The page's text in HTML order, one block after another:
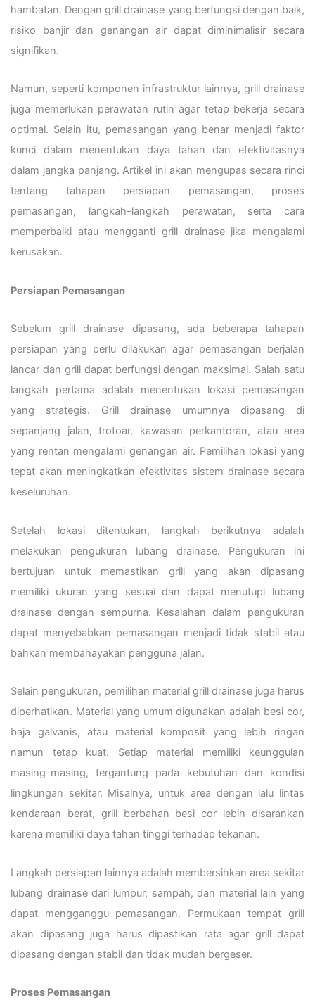
hambatan. Dengan grill drainase yang berfungsi dengan baik,
risiko banjir dan genangan air dapat diminimalisir secara
signifikan.
Namun, seperti komponen infrastruktur lainnya, grill drainase
juga memerlukan perawatan rutin agar tetap bekerja secara
optimal. Selain itu, pemasangan yang benar menjadi faktor
kunci dalam menentukan daya tahan dan efektivitasnya
dalam jangka panjang. Artikel ini akan mengupas secara rinci
tentang tahapan persiapan pemasangan, proses
pemasangan, langkah-langkah perawatan, serta cara
memperbaiki atau mengganti grill drainase jika mengalami
kerusakan.
Persiapan Pemasangan
Sebelum grill drainase dipasang, ada beberapa tahapan
persiapan yang perlu dilakukan agar pemasangan berjalan
lancar dan grill dapat berfungsi dengan maksimal. Salah satu
langkah pertama adalah menentukan lokasi pemasangan
yang strategis. Grill drainase umumnya dipasang di
sepanjang jalan, trotoar, kawasan perkantoran, atau area
yang rentan mengalami genangan air. Pemilihan lokasi yang
tepat akan meningkatkan efektivitas sistem drainase secara
keseluruhan.
Setelah lokasi ditentukan, langkah berikutnya adalah
melakukan pengukuran lubang drainase. Pengukuran ini
bertujuan untuk memastikan grill yang akan dipasang
memiliki ukuran yang sesuai dan dapat menutupi lubang
drainase dengan sempurna. Kesalahan dalam pengukuran
dapat menyebabkan pemasangan menjadi tidak stabil atau
bahkan membahayakan pengguna jalan.
Selain pengukuran, pemilihan material grill drainase juga harus
diperhatikan. Material yang umum digunakan adalah besi cor,
baja galvanis, atau material komposit yang lebih ringan
namun tetap kuat. Setiap material memiliki keunggulan
masing-masing, tergantung pada kebutuhan dan kondisi
lingkungan sekitar. Misalnya, untuk area dengan lalu lintas
kendaraan berat, grill berbahan besi cor lebih disarankan
karena memiliki daya tahan tinggi terhadap tekanan.
Langkah persiapan lainnya adalah membersihkan area sekitar
lubang drainase dari lumpur, sampah, dan material lain yang
dapat mengganggu pemasangan. Permukaan tempat grill
akan dipasang juga harus dipastikan rata agar grill dapat
dipasang dengan stabil dan tidak mudah bergeser.
Proses Pemasangan